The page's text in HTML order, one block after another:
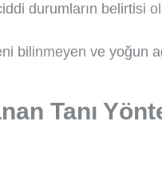
durumların belirtisi
bilinmeyen ve yoğun
Tanı